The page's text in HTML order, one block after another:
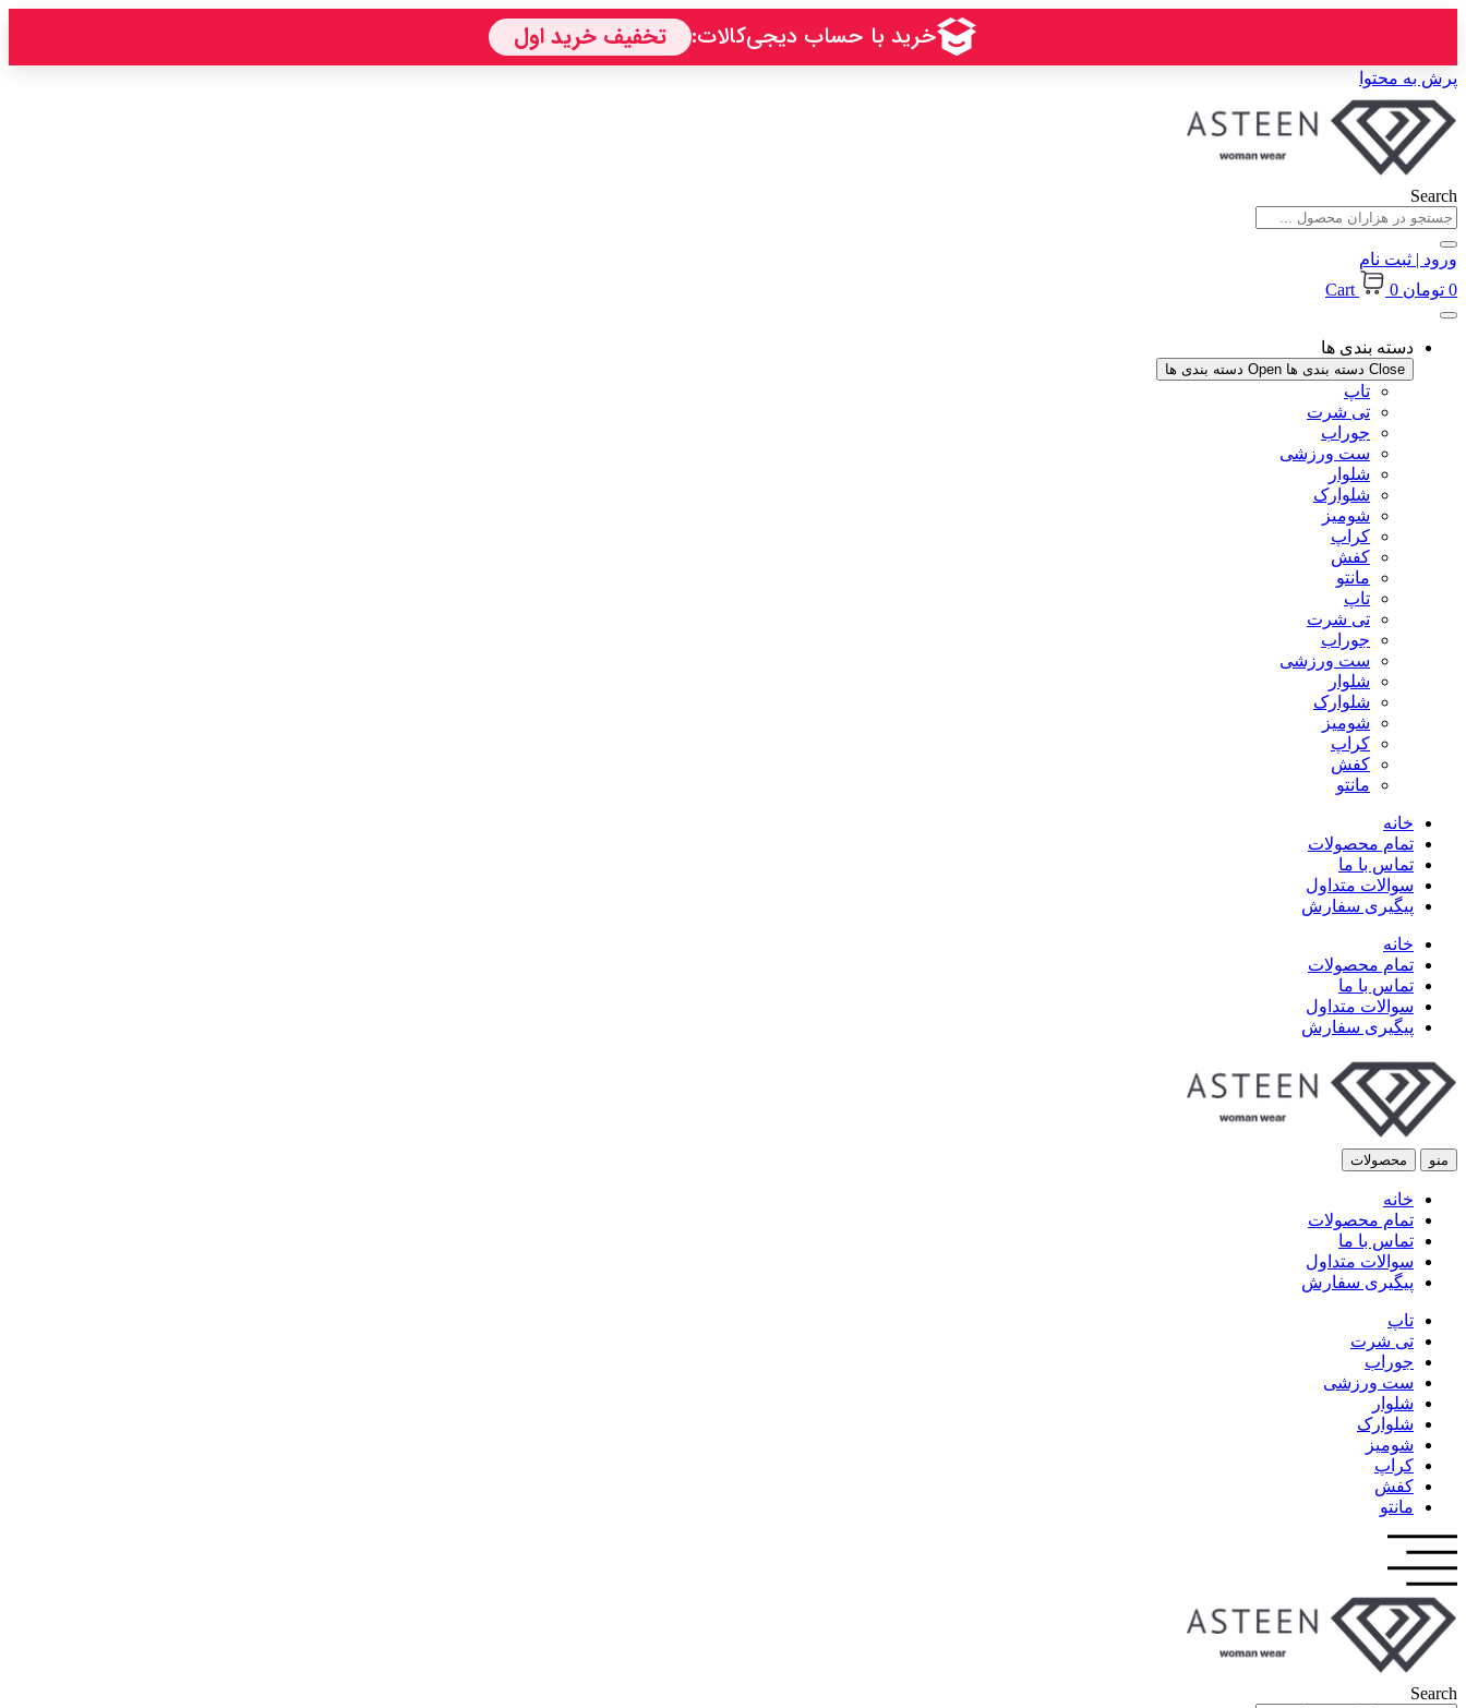
پرش به محتوا
Search
ورود | ثبت نام
0 تومان 0
Cart
دسته بندی ها
Close دسته بندی ها Open دسته بندی ها
تاپ
تی شرت
جوراب
ست ورزشی
شلوار
شلوارک
شومیز
کراپ
کفش
مانتو
تاپ
تی شرت
جوراب
ست ورزشی
شلوار
شلوارک
شومیز
کراپ
کفش
مانتو
خانه
تمام محصولات
تماس با ما
سوالات متداول
پیگیری سفارش
خانه
تمام محصولات
تماس با ما
سوالات متداول
پیگیری سفارش
منو محصولات
خانه
تمام محصولات
تماس با ما
سوالات متداول
پیگیری سفارش
تاپ
تی شرت
جوراب
ست ورزشی
شلوار
شلوارک
شومیز
کراپ
کفش
مانتو
Search